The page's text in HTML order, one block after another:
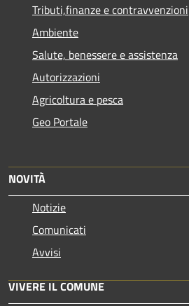
Tributi,finanze e contravvenzioni
Ambiente
Salute, benessere e assistenza
Autorizzazioni
Agricoltura e pesca
Geo Portale
NOVITÀ
Notizie
Comunicati
Avvisi
VIVERE IL COMUNE